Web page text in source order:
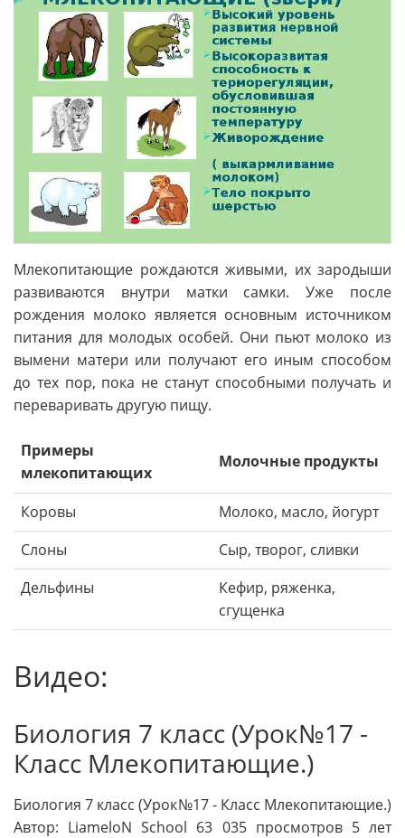
Млекопитающие рождаются живыми, их зародыши
развиваются внутри матки самки. Уже после
рождения молоко является основным источником
питания для молодых особей. Они пьют молоко из
вымени матери или получают его иным способом
до тех пор, пока не станут способными получать и
переваривать другую пищу.
Примеры
млекопитающих
Молочные продукты
Коровы
Молоко, масло, йогурт
Слоны
Сыр, творог, сливки
Дельфины
Кефир, ряженка,
сгущенка
Видео:
Биология 7 класс (Урок№17 -
Класс Млекопитающие.)
Биология 7 класс (Урок№17 - Класс Млекопитающие.)
Автор: LiameloN School 63 035 просмотров 5 лет